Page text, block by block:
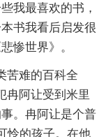
我最喜欢的书，
书我看后启发很
惨世界》。
苦难的百科全
冉阿让受到米里
。冉阿让是个普
怜的孩子。在他